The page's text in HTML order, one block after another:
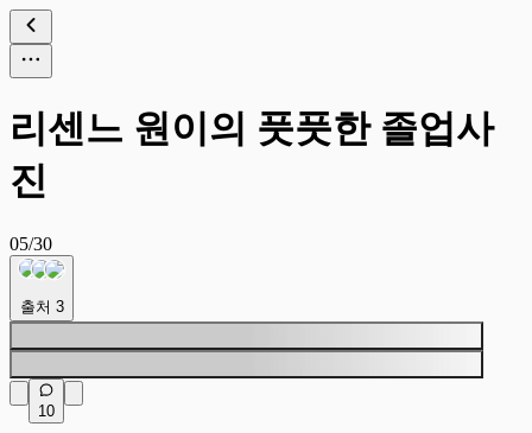
리센느 원이의 풋풋한 졸업사
진
05/30
출처 3
10